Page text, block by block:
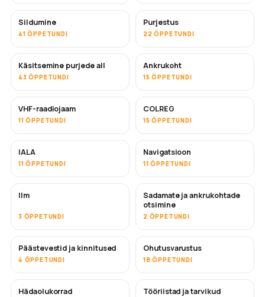
Sildumine
41 ÕPPETUNDI
Purjestus
22 ÕPPETUNDI
Käsitsemine purjede all
43 ÕPPETUNDI
Ankrukoht
15 ÕPPETUNDI
VHF-raadiojaam
11 ÕPPETUNDI
COLREG
15 ÕPPETUNDI
IALA
11 ÕPPETUNDI
Navigatsioon
11 ÕPPETUNDI
Ilm
3 ÕPPETUNDI
Sadamate ja ankrukohtade
otsimine
2 ÕPPETUNDI
Päästevestid ja kinnitused
4 ÕPPETUNDI
Ohutusvarustus
18 ÕPPETUNDI
Hädaolukorrad Tööriistad ja tarvikud